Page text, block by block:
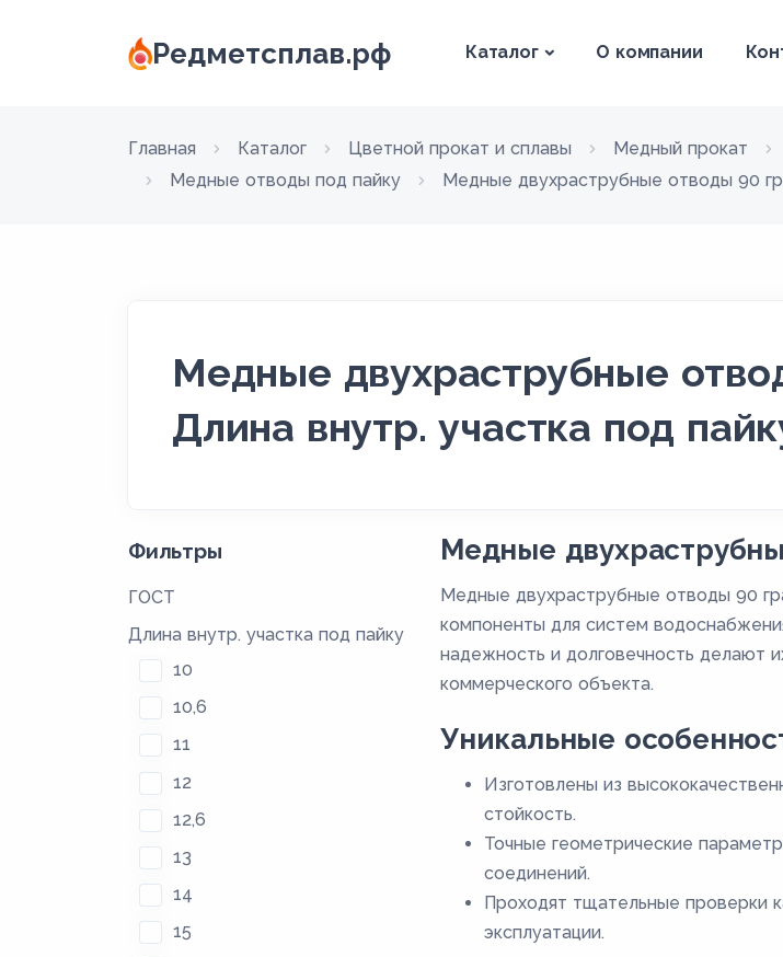
Редметсплав.рф Каталог О компании
Главная Каталог Цветной прокат и сплавы Медный прокат
Медные отводы под пайку
Медные двухраструбные отводы 90
Медные двухраструбные
Длина внутр. участка под
Фильтры
ГОСТ
Длина внутр. участка под пайку
10
10,6
11
12
12,6
13
14
15
Медные
Медные двухраструбные отводы 90
компоненты для систем
надежность и долговечность делают
коммерческого объекта.
Уникальные
Изготовлены из
стойкость.
Точные геометрические
соединений.
Проходят тщательные проверки
эксплуатации.